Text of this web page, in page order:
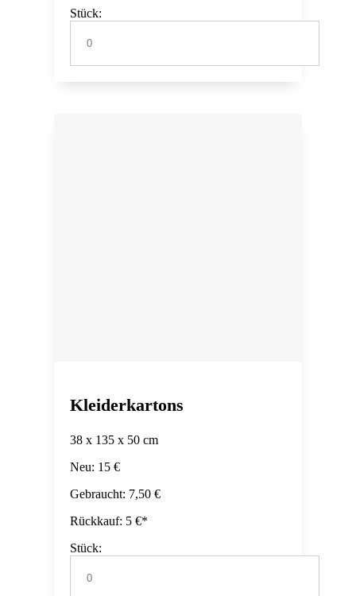
Stück:
Kleiderkartons
38 x 135 x 50 cm
Neu: 15 €
Gebraucht: 7,50 €
Rückkauf: 5 €*
Stück: